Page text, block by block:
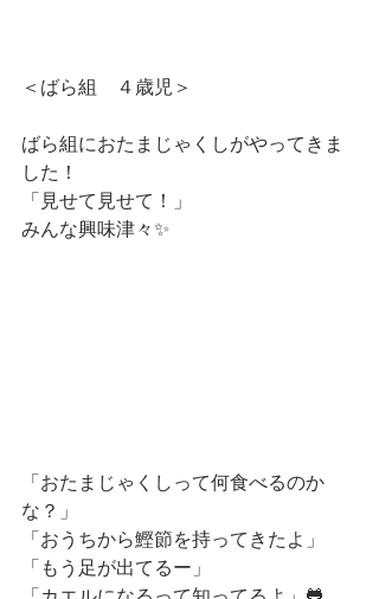
＜ばら組　４歳児＞
ばら組におたまじゃくしがやってきま
した！
「見せて見せて！」
みんな興味津々✨
「おたまじゃくしって何食べるのか
な？」
「おうちから鰹節を持ってきたよ」
「もう足が出てるー」